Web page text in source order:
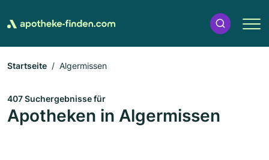
Startseite Algermissen
407 Suchergebnisse für
Apotheken in Algermissen